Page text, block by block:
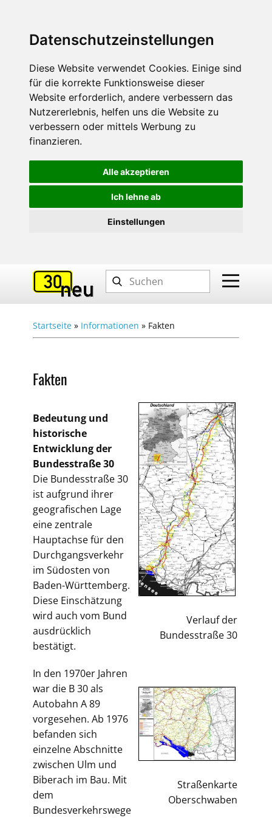
Datenschutzeinstellungen
Diese Website verwendet Cookies. Einige sind
für die korrekte Funktionsweise dieser
Website erforderlich, andere verbessern das
Nutzererlebnis, helfen uns die Website zu
verbessern oder mittels Werbung zu
finanzieren.
Alle akzeptieren
Ich lehne ab
Einstellungen
Startseite » Informationen » Fakten
Fakten
Verlauf der
Bundesstraße 30
Straßenkarte
Oberschwaben
Bedeutung und
historische
Entwicklung der
Bundesstraße 30
Die Bundesstraße 30
ist aufgrund ihrer
geografischen Lage
eine zentrale
Hauptachse für den
Durchgangsverkehr
im Südosten von
Baden-Württemberg.
Diese Einschätzung
wird auch vom Bund
ausdrücklich
bestätigt.
In den 1970er Jahren
war die B 30 als
Autobahn A 89
vorgesehen. Ab 1976
befanden sich
einzelne Abschnitte
zwischen Ulm und
Biberach im Bau. Mit
dem
Bundesverkehrswege